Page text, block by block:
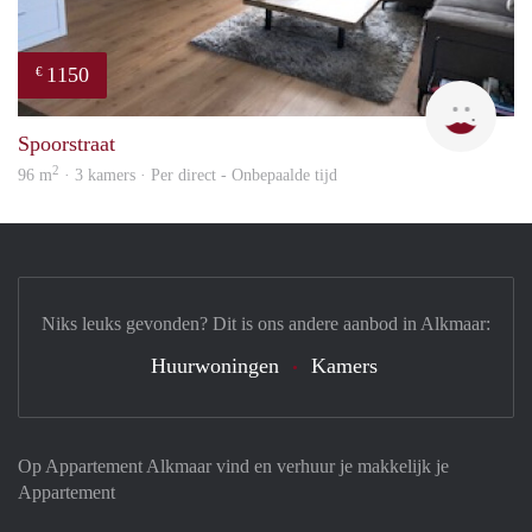
€ 1150
Max
Spoorstraat
96 m2 · 3 kamers · Per direct - Onbepaalde tijd
Op Appartement Alkmaar vind en verhuur je makkelijk je
Appartement
Niks leuks gevonden? Dit is ons andere aanbod in Alkmaar:
Huurwoningen Kamers